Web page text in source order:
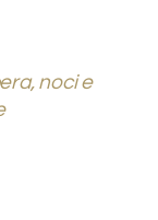
noci e